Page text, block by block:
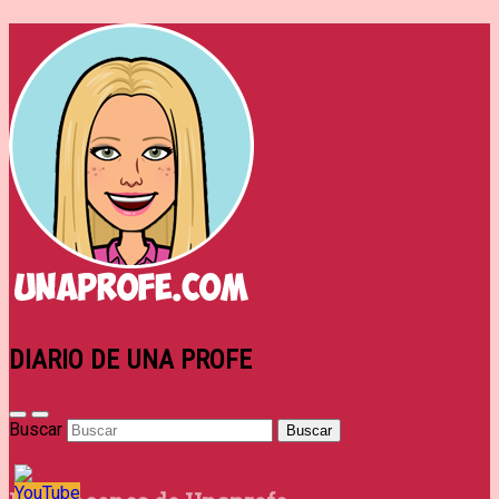
DIARIO DE UNA PROFE
Buscar